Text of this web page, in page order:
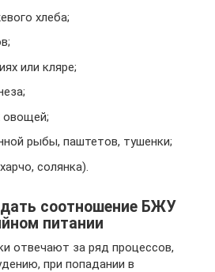
хлеба;
или кляре;
овощей;
рыбы, паштетов, тушенки;
солянка).
соотношение БЖУ
питании
отвечают за ряд процессов,
при попадании в